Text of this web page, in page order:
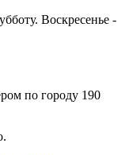
Воскресенье -
по городу 190